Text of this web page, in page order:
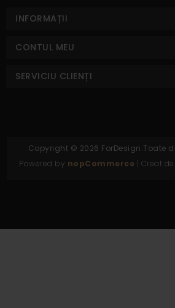
INFORMAȚII
CONTUL MEU
SERVICIU CLIENȚI
Copyright © 2026 ForDesign.Toate
Powered by nopCommerce | Creat de